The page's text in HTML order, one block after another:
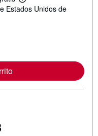
M
á
m
Estados Unidos de